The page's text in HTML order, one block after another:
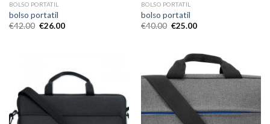
BOLSO PORTATIL
bolso portatil
€42.00 €26.00
BOLSO PORTATIL
bolso portatil
€40.00 €25.00